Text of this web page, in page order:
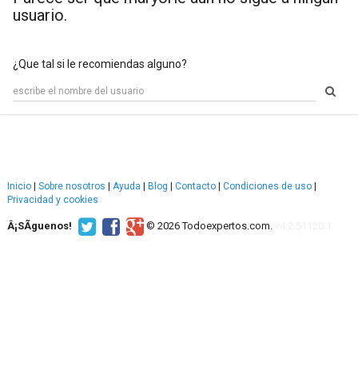
usuario.
¿Que tal si le recomiendas alguno?
Inicio Sobre nosotros Ayuda Blog Contacto Condiciones de uso
Privacidad y cookies
Â¡SÃ­guenos! © 2026 Todoexpertos.com.